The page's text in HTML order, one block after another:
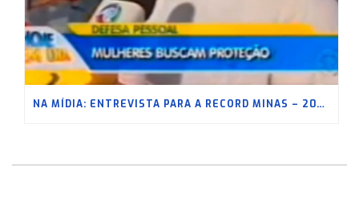
NA MÍDIA: ENTREVISTA PARA A RECORD MINAS – 2020